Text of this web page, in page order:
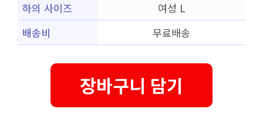
하의 사이즈
여성 L
배송비
무료배송
장바구니 담기